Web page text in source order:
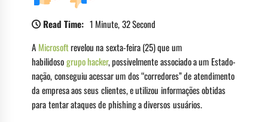
Read Time: 1 Minute, 32 Second
A Microsoftrevelou na sexta-feira (25) que um
habilidosogrupo hacker, possivelmente associado a um Estado-
nação, conseguiu acessar um dos “corredores” de atendimento
da empresa aos seus clientes, e utilizou informações obtidas
para tentar ataques de phishing a diversos usuários.